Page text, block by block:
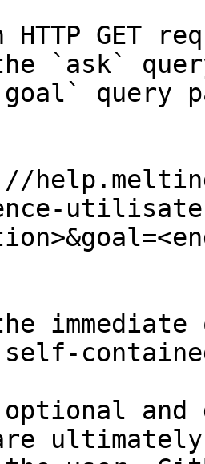
HTTP GET
`ask`
query
and